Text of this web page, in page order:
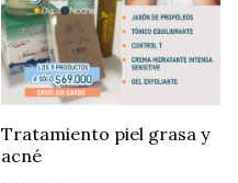
Tratamiento piel grasa y
acné